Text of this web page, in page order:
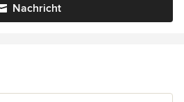
Nachricht